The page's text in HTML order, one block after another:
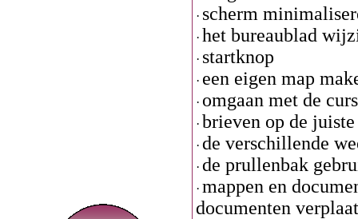
· scherm
· het bureaublad
· startknop
· een eigen map
· omgaan met de
· brieven op de
· de verschillende
· de prullenbak
· mappen en
documenten